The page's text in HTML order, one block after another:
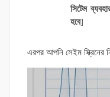
সিটেম
হবে]
এরপর আপনি সেইম স্ক্রিনের